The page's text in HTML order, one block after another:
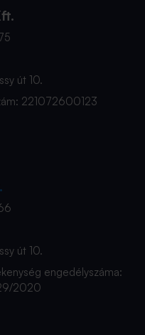
út 10.
221072600123
út 10.
engedélyszáma:
2020